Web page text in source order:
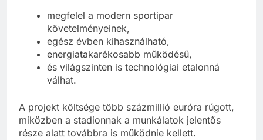
megfelel a modern sportipar
követelményeinek,
egész évben kihasználható,
energiatakarékosabb működésű,
és világszinten is technológiai etalonná
válhat.
A projekt költsége több százmillió euróra rúgott,
miközben a stadionnak a munkálatok jelentős
része alatt továbbra is működnie kellett.